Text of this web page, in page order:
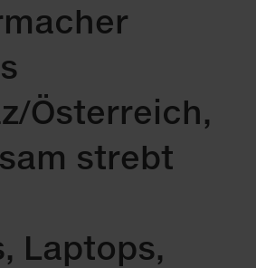
Österreich,
strebt
Laptops,